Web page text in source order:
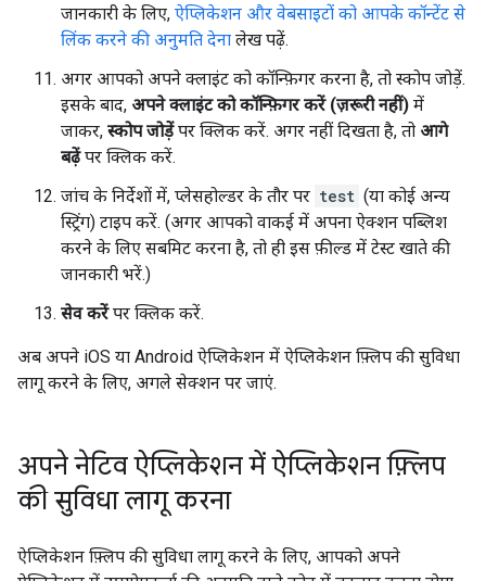
जानकारी के लिए, ऐप्लिकेशन और वेबसाइटों को आपके कॉन्टेंट से
लिंक करने की अनुमति देना लेख पढ़ें.
अगर आपको अपने क्लाइंट को कॉन्फ़िगर करना है, तो स्कोप जोड़ें.
इसके बाद, अपने क्लाइंट को कॉन्फ़िगर करें (ज़रूरी नहीं) में
जाकर, स्कोप जोड़ेंपर क्लिक करें. अगर नहीं दिखता है, तो आगे
बढ़ेंपर क्लिक करें.
जांच के निर्देशों में, प्लेसहोल्डर के तौर पर test (या कोई अन्य
स्ट्रिंग) टाइप करें. (अगर आपको वाकई में अपना ऐक्शन पब्लिश
करने के लिए सबमिट करना है, तो ही इस फ़ील्ड में टेस्ट खाते की
जानकारी भरें.)
सेव करेंपर क्लिक करें.
अब अपने iOS या Android ऐप्लिकेशन में ऐप्लिकेशन फ़्लिप की सुविधा
लागू करने के लिए, अगले सेक्शन पर जाएं.
अपने नेटिव ऐप्लिकेशन में ऐप्लिकेशन फ़्लिप
की सुविधा लागू करना
ऐप्लिकेशन फ़्लिप की सुविधा लागू करने के लिए, आपको अपने